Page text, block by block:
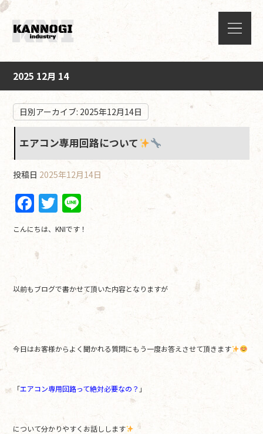
2025 12月 14
日別アーカイブ: 2025年12月14日
エアコン専用回路について
投稿日 2025年12月14日
F
a
c
e
o
k
T
w
itt
er
Li
n
e
こんにちは、KNIです！
以前もブログで書かせて頂いた内容となりますが
今日はお客様からよく聞かれる質問にもう一度お答えさせて頂きます
「エアコン専用回路って絶対必要なの？ 」
について分かりやすくお話しします